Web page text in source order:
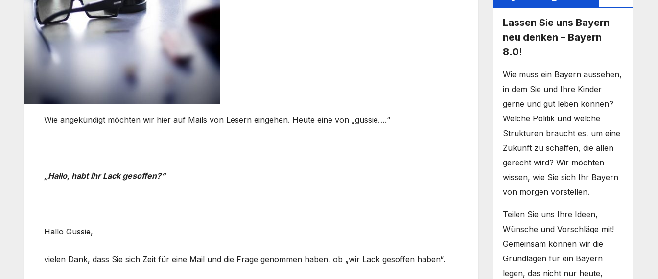
Wie angekündigt möchten wir hier auf Mails von Lesern eingehen. Heute eine von „gussie….“
„Hallo, habt ihr Lack gesoffen?“
Hallo Gussie,
vielen Dank, dass Sie sich Zeit für eine Mail und die Frage genommen haben, ob „wir Lack gesoffen haben“.
Lassen Sie uns Bayern
neu denken – Bayern
8.0!
Wie muss ein Bayern aussehen,
in dem Sie und Ihre Kinder
gerne und gut leben können?
Welche Politik und welche
Strukturen braucht es, um eine
Zukunft zu schaffen, die allen
gerecht wird? Wir möchten
wissen, wie Sie sich Ihr Bayern
von morgen vorstellen.
Teilen Sie uns Ihre Ideen,
Wünsche und Vorschläge mit!
Gemeinsam können wir die
Grundlagen für ein Bayern
legen, das nicht nur heute,